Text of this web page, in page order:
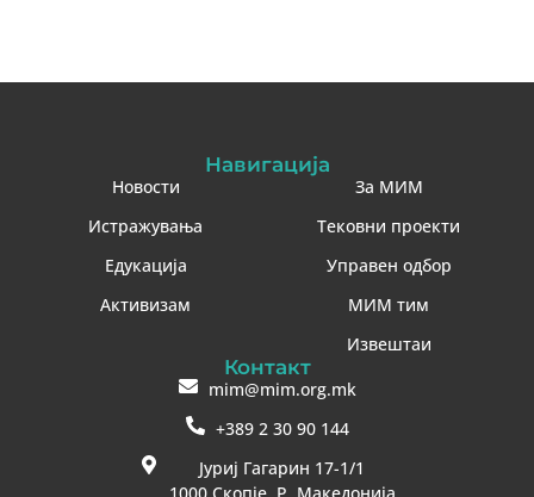
Навигација
Новости
Истражувања
Едукација
Активизам
За МИМ
Тековни проекти
Управен одбор
МИМ тим
Извештаи
Контакт
mim@mim.org.mk
+389 2 30 90 144
Јуриј Гагарин 17-1/1